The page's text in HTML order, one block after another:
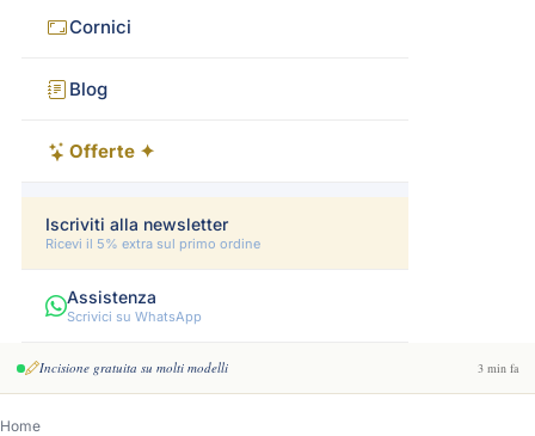
Cornici
Blog
Offerte ✦
Iscriviti alla newsletter
Ricevi il 5% extra sul primo ordine
Assistenza
Scrivici su WhatsApp
Incisione gratuita su molti modelli 3 min fa
Home